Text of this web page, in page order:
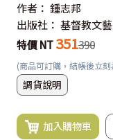
作者： 鍾志邦
出版社： 基督教文
特價 NT 351390
(商品可訂購，結帳後立
調貨說明
加入購物車